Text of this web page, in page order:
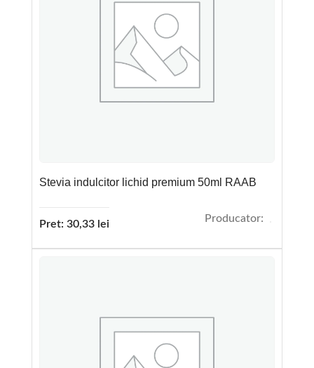
Stevia indulcitor lichid premium 50ml RAAB
Pret: 30,33 lei Producator: